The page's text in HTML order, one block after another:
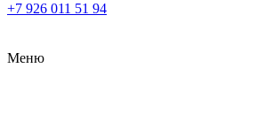
+7 926 011 51 94
Меню